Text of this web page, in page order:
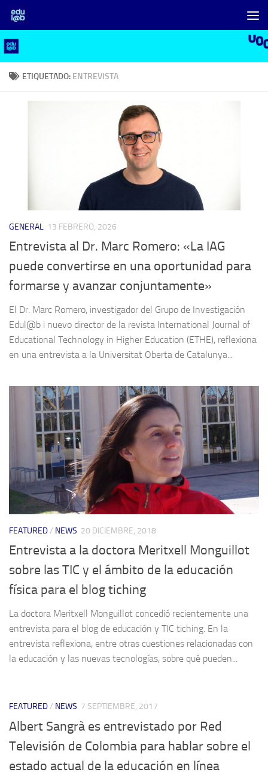
Saltar al contenido
ETIQUETADO: ENTREVISTA
GENERAL 13 FEBRERO, 2026
Entrevista al Dr. Marc Romero: «La IAG
puede convertirse en una oportunidad para
formarse y avanzar conjuntamente»
El Dr. Marc Romero, investigador del Grupo de Investigación
Edul@b i nuevo director de la revista International Journal of
Educational Technology in Higher Education (ETHE), reflexiona
en una entrevista a la Universitat Oberta de Catalunya...
FEATURED/ NEWS 20 DICIEMBRE, 2018
Entrevista a la doctora Meritxell Monguillot
sobre las TIC y el ámbito de la educación
física para el blog tiching
La doctora Meritxell Monguillot concedió recientemente una
entrevista para el blog de educación y TIC tiching. En la
entrevista reflexiona, entre otras cuestiones relacionadas con
la educación y las nuevas tecnologías, sobre qué pueden...
FEATURED/ NEWS 7 SEPTIEMBRE, 2017
Albert Sangrà es entrevistado por Red
Televisión de Colombia para hablar sobre el
estado actual de la educación en línea